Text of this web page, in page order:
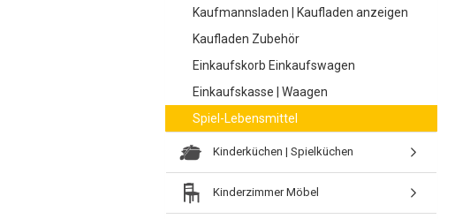
Kaufmannsladen | Kaufladen anzeigen
Kaufladen Zubehör
Einkaufskorb Einkaufswagen
Einkaufskasse | Waagen
Spiel-Lebensmittel
Kinderküchen | Spielküchen
Kinderzimmer Möbel